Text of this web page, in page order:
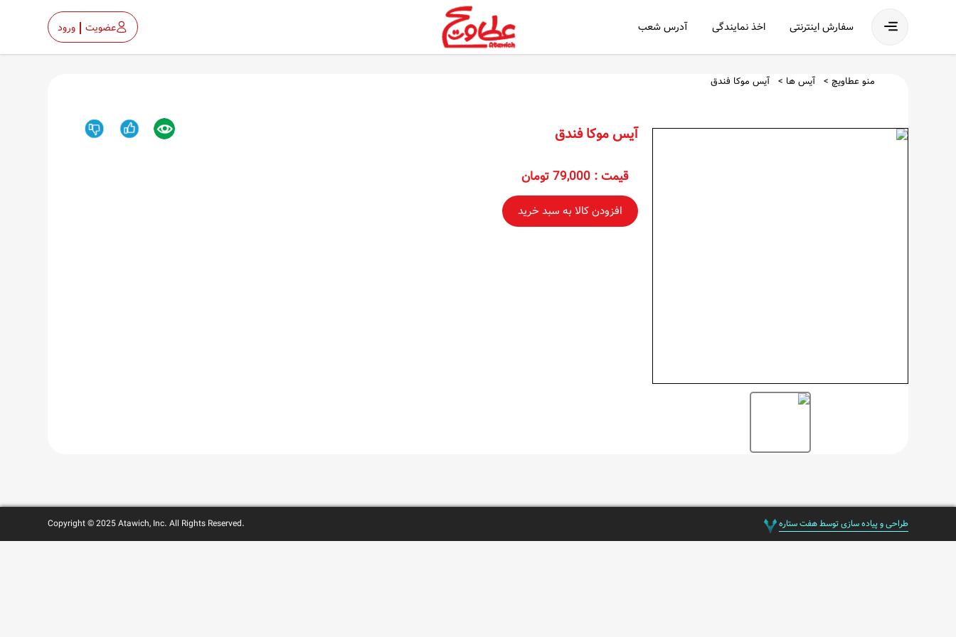
فهرست عضویت ورود سفارش اینترنتی اخذ نمایندگی آدرس شعب
منو عطاویچ آیس ها آیس موکا فندق
آیس موکا فندق
قیمت: 79,000 تومان
افزودن کالا به سبد خرید
طراحی و پیاده سازی توسط هفت ستاره Copyright © 2025 Atawich, Inc. All Rights Reserved.